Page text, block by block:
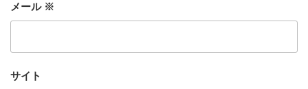
メール ※
サイト